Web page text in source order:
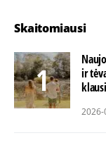
Skaitomiausi
ir